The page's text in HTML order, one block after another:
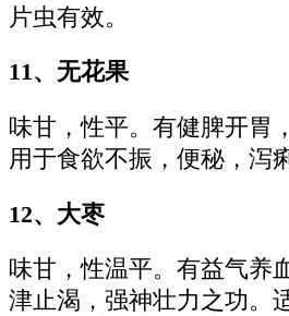
片虫有效。
11、无花果
味甘，性平。有健脾开胃
用于食欲不振，便秘，泻
12、大枣
味甘，性温平。有益气养
津止渴，强神壮力之功。